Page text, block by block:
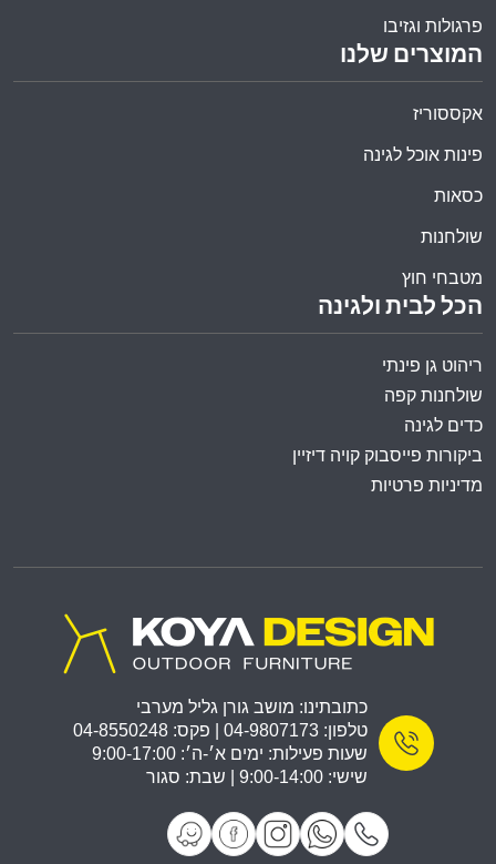
הכל לבית ולגינה
ריהוט גן פינתי
שולחנות קפה
כדים לגינה
ביקורות פייסבוק קויה דיזיין
מדיניות פרטיות
המוצרים שלנו
אקססוריז
פינות אוכל לגינה
כסאות
שולחנות
מטבחי חוץ
פרגולות וגזיבו
כתובתינו: מושב גורן גליל מערבי
טלפון: 04-9807173 | פקס: 04-8550248
שעות פעילות: ימים א׳-ה׳: 9:00-17:00
שישי: 9:00-14:00 | שבת: סגור